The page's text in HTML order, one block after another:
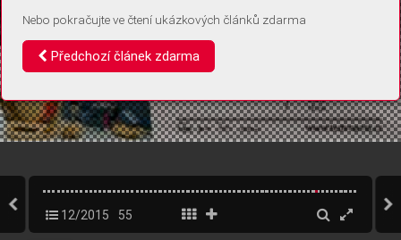
12/2015 55
Nebo pokračujte ve čtení ukázkových článků zdarma
Předchozí článek zdarma